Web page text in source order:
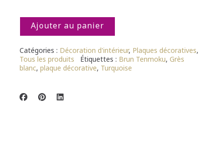
Ajouter au panier
Catégories : Décoration d'intérieur, Plaques décoratives,
Tous les produits
Étiquettes : Brun Tenmoku, Grès
blanc, plaque décorative, Turquoise